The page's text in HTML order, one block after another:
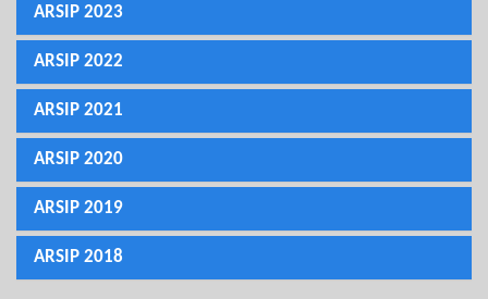
ARSIP 2023
ARSIP 2022
ARSIP 2021
ARSIP 2020
ARSIP 2019
ARSIP 2018